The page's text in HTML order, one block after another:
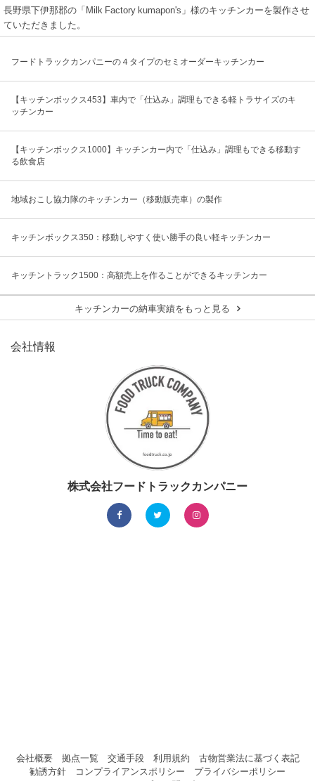
長野県下伊那郡の「Milk Factory kumapon's」様のキッチンカーを製作させ
ていただきました。
フードトラックカンパニーの４タイプのセミオーダーキッチンカー
【キッチンボックス453】車内で「仕込み」調理もできる軽トラサイズのキ
ッチンカー
【キッチンボックス1000】キッチンカー内で「仕込み」調理もできる移動す
る飲食店
地域おこし協力隊のキッチンカー（移動販売車）の製作
キッチンボックス350：移動しやすく使い勝手の良い軽キッチンカー
キッチントラック1500：高額売上を作ることができるキッチンカー
キッチンカーの納車実績をもっと見る
会社情報
株式会社フードトラックカンパニー
会社概要 拠点一覧 交通手段 利用規約
古物営業法に基づく表記
勧誘方針
コンプライアンスポリシー
プライバシーポリシー